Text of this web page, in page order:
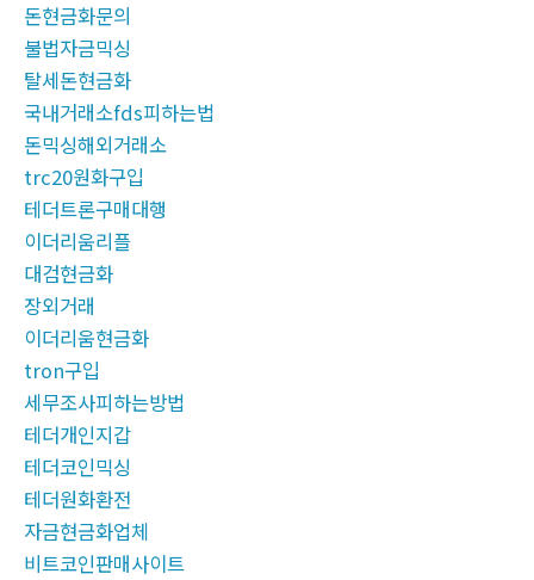
돈현금화문의
불법자금믹싱
탈세돈현금화
국내거래소fds피하는법
돈믹싱해외거래소
trc20원화구입
테더트론구매대행
이더리움리플
대검현금화
장외거래
이더리움현금화
tron구입
세무조사피하는방법
테더개인지갑
테더코인믹싱
테더원화환전
자금현금화업체
비트코인판매사이트